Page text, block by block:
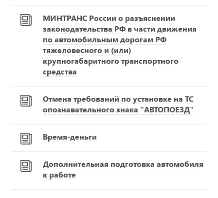
МИНТРАНС России о разъяснении
законодательства РФ в части движения
по автомобильным дорогам РФ
тяжеловесного и (или)
крупногабаритного транспортного
средства
Отмена требований по установке на ТС
опознавательного знака "АВТОПОЕЗД"
Время-деньги
Дополнительная подготовка автомобиля
к работе